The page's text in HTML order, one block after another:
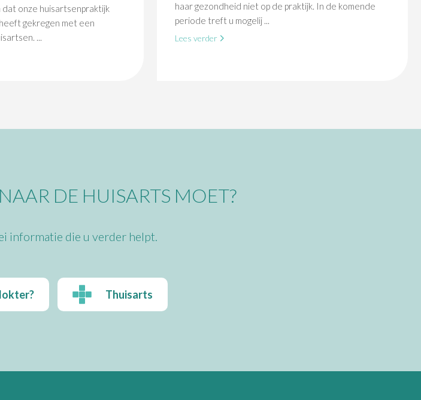
onze huisartsenpraktijk
gekregen met een
...
haar gezondheid niet op de praktijk. In de komende
periode treft u mogelij ...
Lees verder
DE HUISARTS MOET?
informatie die u verder helpt.
Thuisarts